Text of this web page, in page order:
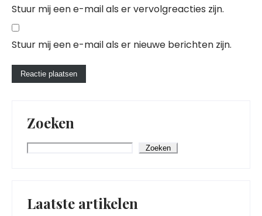
Stuur mij een e-mail als er vervolgreacties zijn.
Stuur mij een e-mail als er nieuwe berichten zijn.
Zoeken
Zoeken
Laatste artikelen